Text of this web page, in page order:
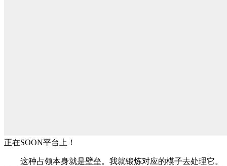
正在SOON平台上！
这种占领本身就是壁垒。我就锻炼对应的模子去处理它。